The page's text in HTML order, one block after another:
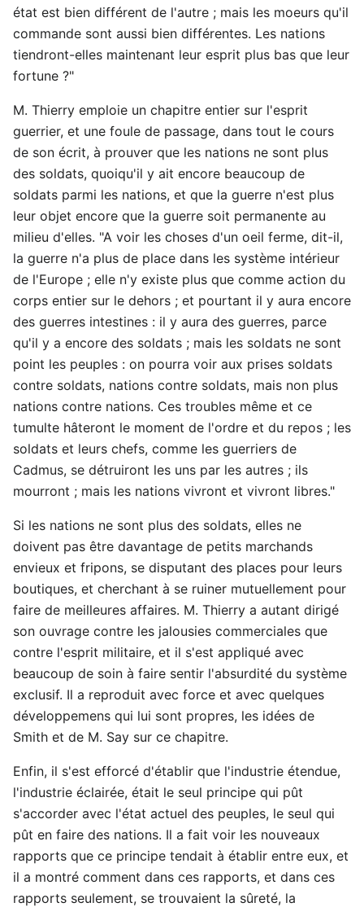
état est bien différent de l'autre ; mais les moeurs qu'il
commande sont aussi bien différentes. Les nations
tiendront-elles maintenant leur esprit plus bas que leur
fortune ?"
M. Thierry emploie un chapitre entier sur l'esprit
guerrier, et une foule de passage, dans tout le cours
de son écrit, à prouver que les nations ne sont plus
des soldats, quoiqu'il y ait encore beaucoup de
soldats parmi les nations, et que la guerre n'est plus
leur objet encore que la guerre soit permanente au
milieu d'elles. "A voir les choses d'un oeil ferme, dit-il,
la guerre n'a plus de place dans les système intérieur
de l'Europe ; elle n'y existe plus que comme action du
corps entier sur le dehors ; et pourtant il y aura encore
des guerres intestines : il y aura des guerres, parce
qu'il y a encore des soldats ; mais les soldats ne sont
point les peuples : on pourra voir aux prises soldats
contre soldats, nations contre soldats, mais non plus
nations contre nations. Ces troubles même et ce
tumulte hâteront le moment de l'ordre et du repos ; les
soldats et leurs chefs, comme les guerriers de
Cadmus, se détruiront les uns par les autres ; ils
mourront ; mais les nations vivront et vivront libres."
Si les nations ne sont plus des soldats, elles ne
doivent pas être davantage de petits marchands
envieux et fripons, se disputant des places pour leurs
boutiques, et cherchant à se ruiner mutuellement pour
faire de meilleures affaires. M. Thierry a autant dirigé
son ouvrage contre les jalousies commerciales que
contre l'esprit militaire, et il s'est appliqué avec
beaucoup de soin à faire sentir l'absurdité du système
exclusif. Il a reproduit avec force et avec quelques
développemens qui lui sont propres, les idées de
Smith et de M. Say sur ce chapitre.
Enfin, il s'est efforcé d'établir que l'industrie étendue,
l'industrie éclairée, était le seul principe qui pût
s'accorder avec l'état actuel des peuples, le seul qui
pût en faire des nations. Il a fait voir les nouveaux
rapports que ce principe tendait à établir entre eux, et
il a montré comment dans ces rapports, et dans ces
rapports seulement, se trouvaient la sûreté, la